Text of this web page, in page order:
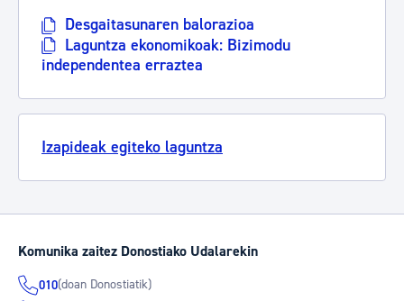
Desgaitasunaren balorazioa
Laguntza ekonomikoak: Bizimodu
independentea erraztea
Izapideak egiteko laguntza
Komunika zaitez Donostiako Udalarekin
010(doan Donostiatik)